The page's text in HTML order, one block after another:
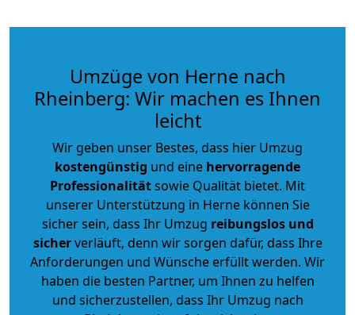
Umzüge von Herne nach
Rheinberg: Wir machen es Ihnen
leicht
Wir geben unser Bestes, dass hier Umzug
kostengünstig und eine hervorragende
Professionalitätsowie Qualität bietet. Mit
unserer Unterstützung in Herne können Sie
sicher sein, dass Ihr Umzug reibungslos und
sicherverläuft, denn wir sorgen dafür, dass Ihre
Anforderungen und Wünsche erfüllt werden. Wir
haben die besten Partner, um Ihnen zu helfen
und sicherzustellen, dass Ihr Umzug nach